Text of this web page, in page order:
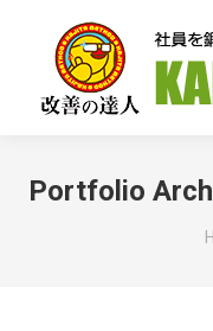
Portfolio